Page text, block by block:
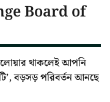
Board of
থাকলেই আপনি
বড়সড় পরিবর্তন আনছে